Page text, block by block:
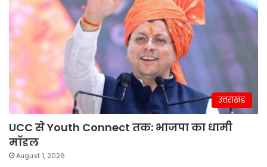
उत्तराखंड
UCC से Youth Connect तक: भाजपा का धामी
मॉडल
August 1, 2026